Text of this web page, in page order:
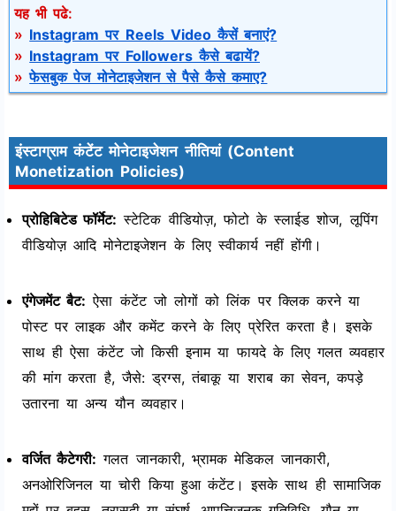
यह भी पढे:
» Instagram पर Reels Video कैसें बनाएं?
» Instagram पर Followers कैसे बढायें?
»फेसबुक पेज मोनेटाइजेशन से पैसे कैसे कमाए?
इंस्टाग्राम कंटेंट मोनेटाइजेशन नीतियां (Content
Monetization Policies)
प्रोहिबिटेड फॉर्मेट: स्टेटिक वीडियोज़, फोटो के स्लाईड शोज, लूपिंग
वीडियोज़ आदि मोनेटाइजेशन के लिए स्वीकार्य नहीं होंगी।
एंगेजमेंट बैट: ऐसा कंटेंट जो लोगों को लिंक पर क्लिक करने या
पोस्ट पर लाइक और कमेंट करने के लिए प्रेरित करता है। इसके
साथ ही ऐसा कंटेंट जो किसी इनाम या फायदे के लिए गलत व्यवहार
की मांग करता है, जैसे: ड्रग्स, तंबाकू या शराब का सेवन, कपड़े
उतारना या अन्य यौन व्यवहार।
वर्जित कैटेगरी: गलत जानकारी, भ्रामक मेडिकल जानकारी,
अनओरिजिनल या चोरी किया हुआ कंटेंट। इसके साथ ही सामाजिक